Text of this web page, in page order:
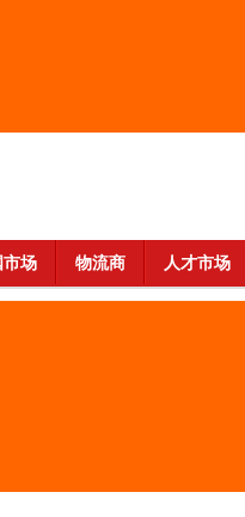
市场 物流商 人才市场